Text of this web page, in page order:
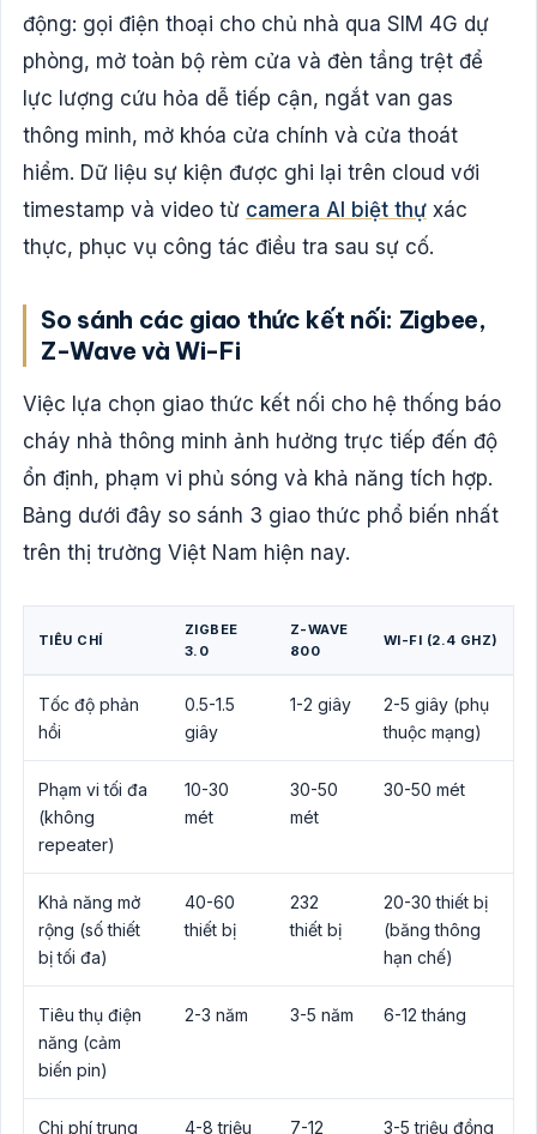
động: gọi điện thoại cho chủ nhà qua SIM 4G dự
phòng, mở toàn bộ rèm cửa và đèn tầng trệt để
lực lượng cứu hỏa dễ tiếp cận, ngắt van gas
thông minh, mở khóa cửa chính và cửa thoát
hiểm. Dữ liệu sự kiện được ghi lại trên cloud với
timestamp và video từ camera AI biệt thự xác
thực, phục vụ công tác điều tra sau sự cố.
So sánh các giao thức kết nối: Zigbee,
Z-Wave và Wi-Fi
Việc lựa chọn giao thức kết nối cho hệ thống báo
cháy nhà thông minh ảnh hưởng trực tiếp đến độ
ổn định, phạm vi phủ sóng và khả năng tích hợp.
Bảng dưới đây so sánh 3 giao thức phổ biến nhất
trên thị trường Việt Nam hiện nay.
TIÊU CHÍ
ZIGBEE
3.0
Z-WAVE
800
WI-FI (2.4 GHZ)
Tốc độ phản
hồi
0.5-1.5
giây
1-2 giây
2-5 giây (phụ
thuộc mạng)
Phạm vi tối đa
(không
repeater)
10-30
mét
30-50
mét
30-50 mét
Khả năng mở
rộng (số thiết
bị tối đa)
40-60
thiết bị
232
thiết bị
20-30 thiết bị
(băng thông
hạn chế)
Tiêu thụ điện
năng (cảm
biến pin)
2-3 năm 3-5 năm 6-12 tháng
Chi phí trung 4-8 triệu 7-12 3-5 triệu đồng